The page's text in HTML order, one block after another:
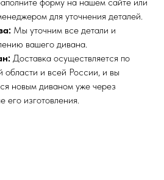
для уточнения деталей.
Мы уточним все детали и
вашего дивана.
Доставка осуществляется по
и всей России, и вы
новым диваном уже через
его изготовления.